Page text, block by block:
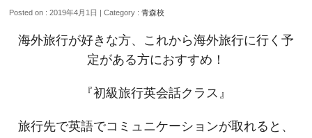
Posted on : 2019年4月1日 | Category :青森校
海外旅行が好きな方、これから海外旅行に行く予
定がある方におすすめ！
『初級旅行英会話クラス』
旅行先で英語でコミュニケーションが取れると、